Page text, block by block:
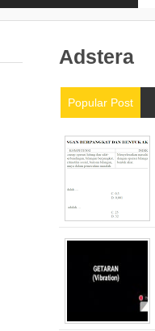
Adstera
Popular Post